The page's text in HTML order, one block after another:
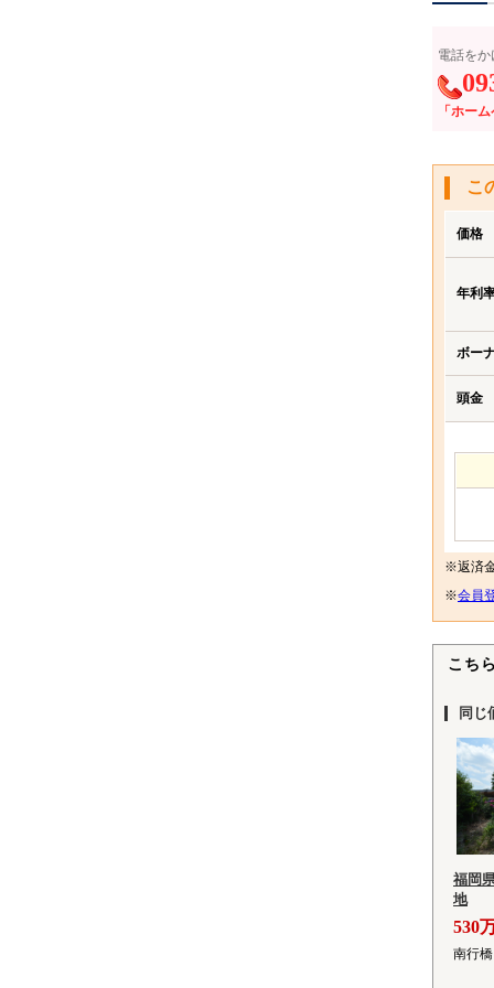
電話をか
「ホー
こ
価格
年利
ボー
頭金
※返済
※会員
こち
同じ
福岡
地
530
南行